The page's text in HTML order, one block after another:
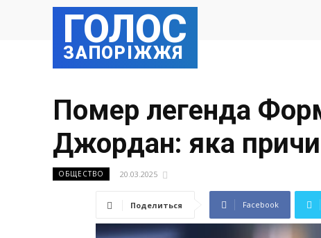
ГОЛОС
ЗАПОРІЖЖЯ
Помер легенда
Джордан: яка
ОБЩЕСТВО 20.03.2025
Поделиться Facebook